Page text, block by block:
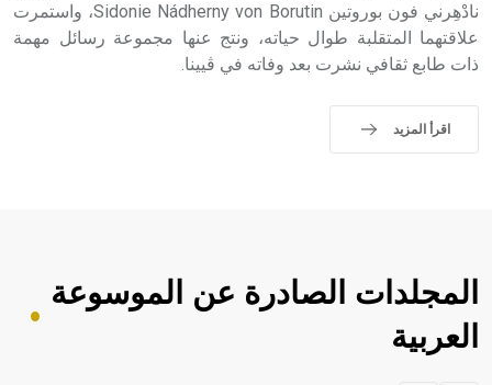
نادْهِرني فون بوروتين Sidonie Nádherny von Borutin، واستمرت
علاقتهما المتقلبة طوال حياته، ونتج عنها مجموعة رسائل مهمة
ذات طابع ثقافي نشرت بعد وفاته في ڤيينا.
اقرأ المزيد
المجلدات الصادرة عن الموسوعة
العربية